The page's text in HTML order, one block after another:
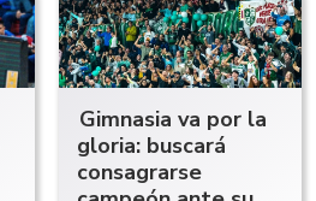
Gimnasia va por la
gloria: buscará
consagrarse